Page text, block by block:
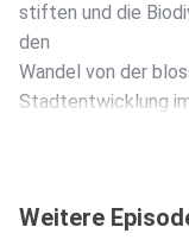
stiften und die
den
Wandel von der
Stadtentwicklung
Verlag
Weitere